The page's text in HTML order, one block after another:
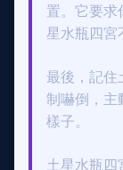
置。它要求
星水瓶四宮
最後，記住
制嚇倒，主
樣子。
土星水瓶四